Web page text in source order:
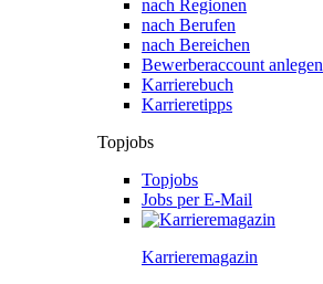
nach Regionen
nach Berufen
nach Bereichen
Bewerberaccount anlegen
Karrierebuch
Karrieretipps
Topjobs
Topjobs
Jobs per E-Mail
Karriere­magazin